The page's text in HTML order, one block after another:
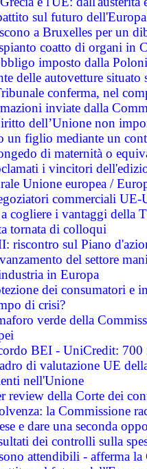
sul futuro
a Bruxelles per un
coatto di organi in
imposto dalla
delle autovetture
conferma, nel
inviate dalla
dell’Unione non
un figlio mediante un
di maternità o
i vincitori
Unione europea /
commerciali UE-
cogliere i vantaggi della
tornata di colloqui
riscontro sul Piano
del settore
in Europa
dei consumatori e
di crisi?
verde della
BEI - UniCredit:
di valutazione UE
nell'Unione
review della Corte dei
la Commissione
e dare una seconda
dei controlli sulla
attendibili - afferma la